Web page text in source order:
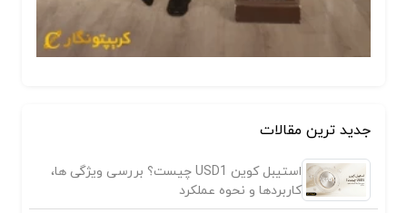
جدید ترین مقالات
استیبل کوین USD1 چیست؟ بررسی ویژگی ها،
کاربردها و نحوه عملکرد